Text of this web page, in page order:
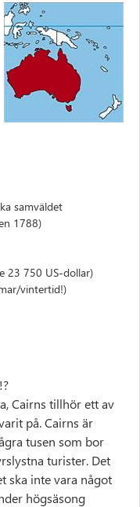
samväldet
1788)
23 750 US-dollar)
vintertid!)
Cairns tillhör ett av
på. Cairns är
tusen som bor
turister. Det
ska inte vara något
högsäsong